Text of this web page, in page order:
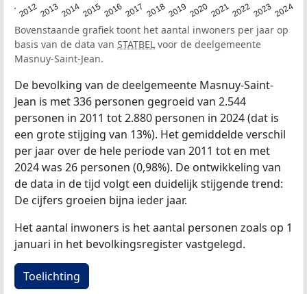
201220132014201520162017 20182019 20202021202220232024
Bovenstaande grafiek toont het aantal inwoners per jaar op
basis van de data van STATBEL voor de deelgemeente
Masnuy-Saint-Jean.
De bevolking van de deelgemeente Masnuy-Saint-
Jean is met 336 personen gegroeid van 2.544
personen in 2011 tot 2.880 personen in 2024 (dat is
een grote stijging van 13%). Het gemiddelde verschil
per jaar over de hele periode van 2011 tot en met
2024 was 26 personen (0,98%). De ontwikkeling van
de data in de tijd volgt een duidelijk stijgende trend:
De cijfers groeien bijna ieder jaar.
Het aantal inwoners is het aantal personen zoals op 1
januari in het bevolkingsregister vastgelegd.
Toelichting